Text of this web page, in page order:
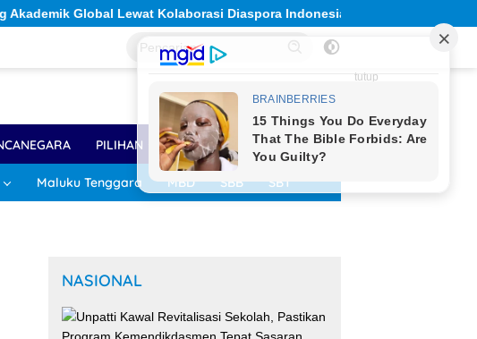
Kolaborasi Diaspora Indonesia Solidaritas Sivitas Akademika
tutup
PILIHAN LAINNYA
Maluku Tenggara MBD SBB SBT
NASIONAL